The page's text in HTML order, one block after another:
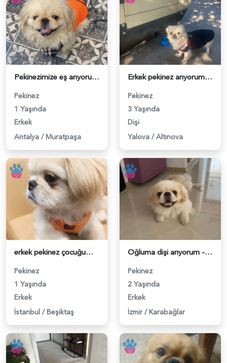
Pekinezimize eş arıyoruz - 118982133
Pekinez
1 Yaşında
Erkek
Antalya / Muratpaşa
Erkek pekinez arıyorum - 118980897
Pekinez
3 Yaşında
Dişi
Yalova / Altınova
erkek pekinez çocuğuma bir eş arıyorum - 118980627
Pekinez
1 Yaşında
Erkek
İstanbul / Beşiktaş
Oğluma dişi arıyorum - 118980464
Pekinez
2 Yaşında
Erkek
İzmir / Karabağlar